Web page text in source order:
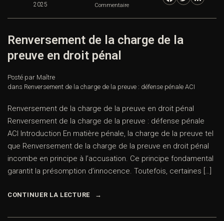
2025 Commentaire
Renversement de la charge de la
preuve en droit pénal
Posté par Maître
dans Renversement de la charge de la preuve : défense pénale ACI
Renversement de la charge de la preuve en droit pénal
Renversement de la charge de la preuve : défense pénale
ACI Introduction En matière pénale, la charge de la preuve tel
que Renversement de la charge de la preuve en droit pénal
incombe en principe à l’accusation. Ce principe fondamental
garantit la présomption d’innocence. Toutefois, certaines […]
CONTINUER LA LECTURE